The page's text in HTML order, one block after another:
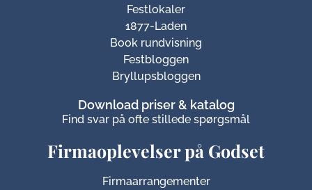
Festlokaler
1877-Laden
Book rundvisning
Festbloggen
Bryllupsbloggen
Download priser & katalog
Find svar på ofte stillede spørgsmål
Firmaoplevelser på Godset
Firmaarrangementer